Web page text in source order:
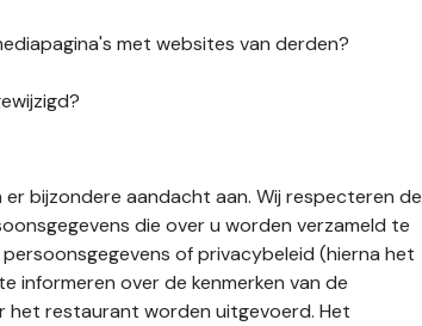
met websites van derden?
bijzondere aandacht aan. Wij respecteren de
die over u worden verzameld te
of privacybeleid (hierna het
informeren over de kenmerken van de
het restaurant worden uitgevoerd. Het